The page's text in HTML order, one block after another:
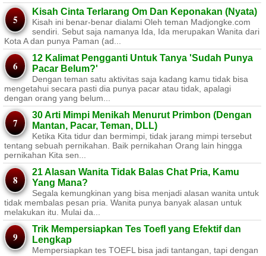
Kisah Cinta Terlarang Om Dan Keponakan (Nyata)
Kisah ini benar-benar dialami Oleh teman Madjongke.com
sendiri. Sebut saja namanya Ida, Ida merupakan Wanita dari
Kota A dan punya Paman (ad...
12 Kalimat Pengganti Untuk Tanya 'Sudah Punya
Pacar Belum?'
Dengan teman satu aktivitas saja kadang kamu tidak bisa
mengetahui secara pasti dia punya pacar atau tidak, apalagi
dengan orang yang belum...
30 Arti Mimpi Menikah Menurut Primbon (Dengan
Mantan, Pacar, Teman, DLL)
Ketika Kita tidur dan bermimpi, tidak jarang mimpi tersebut
tentang sebuah pernikahan. Baik pernikahan Orang lain hingga
pernikahan Kita sen...
21 Alasan Wanita Tidak Balas Chat Pria, Kamu
Yang Mana?
Segala kemungkinan yang bisa menjadi alasan wanita untuk
tidak membalas pesan pria. Wanita punya banyak alasan untuk
melakukan itu. Mulai da...
Trik Mempersiapkan Tes Toefl yang Efektif dan
Lengkap
Mempersiapkan tes TOEFL bisa jadi tantangan, tapi dengan